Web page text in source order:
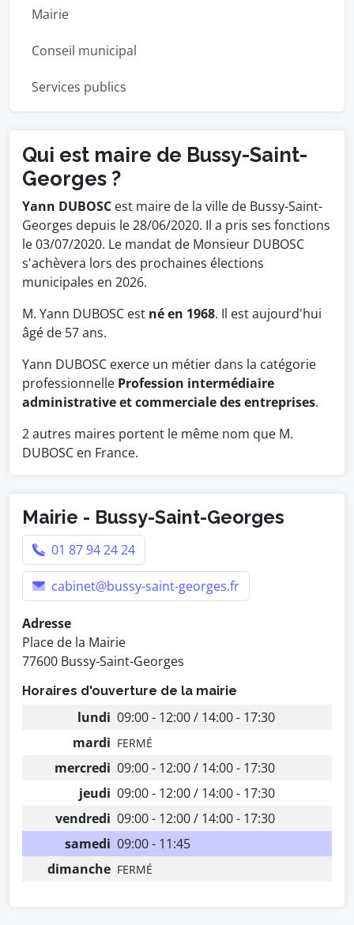
Mairie
Conseil municipal
Services publics
Qui est maire de Bussy-Saint-
Georges ?
Yann DUBOSC est maire de la ville de Bussy-Saint-
Georges depuis le 28/06/2020. Il a pris ses fonctions
le 03/07/2020. Le mandat de Monsieur DUBOSC
s'achèvera lors des prochaines élections
municipales en 2026.
M. Yann DUBOSC est né en 1968. Il est aujourd'hui
âgé de 57 ans.
Yann DUBOSC exerce un métier dans la catégorie
professionnelle Profession intermédiaire
administrative et commerciale des entreprises.
2 autres maires portent le même nom que M.
DUBOSC en France.
Mairie - Bussy-Saint-Georges
01 87 94 24 24
cabinet@bussy-saint-georges.fr
Adresse
Place de la Mairie
77600 Bussy-Saint-Georges
Horaires d'ouverture de la mairie
lundi 09:00 - 12:00 / 14:00 - 17:30
mardi FERMÉ
mercredi 09:00 - 12:00 / 14:00 - 17:30
jeudi 09:00 - 12:00 / 14:00 - 17:30
vendredi 09:00 - 12:00 / 14:00 - 17:30
samedi 09:00 - 11:45
dimanche FERMÉ